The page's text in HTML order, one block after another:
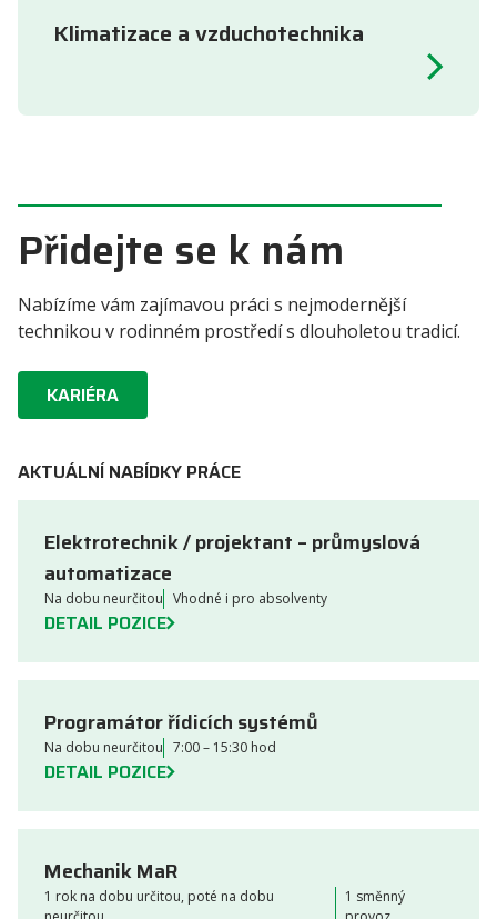
Klimatizace a vzduchotechnika
Přidejte se k nám
Nabízíme vám zajímavou práci s nejmodernější
technikou v rodinném prostředí s dlouholetou tradicí.
KARIÉRA
AKTUÁLNÍ NABÍDKY PRÁCE
Elektrotechnik / projektant – průmyslová
automatizace
Na dobu neurčitou Vhodné i pro absolventy
DETAIL POZICE
Programátor řídicích systémů
Na dobu neurčitou 7:00 – 15:30 hod
DETAIL POZICE
Mechanik MaR
1 rok na dobu určitou, poté na dobu
1 směnný